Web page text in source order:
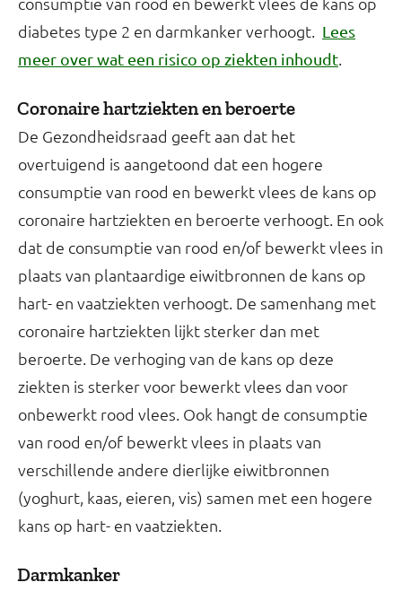
diabetes type 2 en darmkanker verhoogt. Lees
meer over wat een risico op ziekten inhoudt.
Coronaire hartziekten en beroerte
De Gezondheidsraad geeft aan dat het
overtuigend is aangetoond dat een hogere
consumptie van rood en bewerkt vlees de kans op
coronaire hartziekten en beroerte verhoogt. En ook
dat de consumptie van rood en/of bewerkt vlees in
plaats van plantaardige eiwitbronnen de kans op
hart- en vaatziekten verhoogt. De samenhang met
coronaire hartziekten lijkt sterker dan met
beroerte. De verhoging van de kans op deze
ziekten is sterker voor bewerkt vlees dan voor
onbewerkt rood vlees. Ook hangt de consumptie
van rood en/of bewerkt vlees in plaats van
verschillende andere dierlijke eiwitbronnen
(yoghurt, kaas, eieren, vis) samen met een hogere
kans op hart- en vaatziekten.
Darmkanker